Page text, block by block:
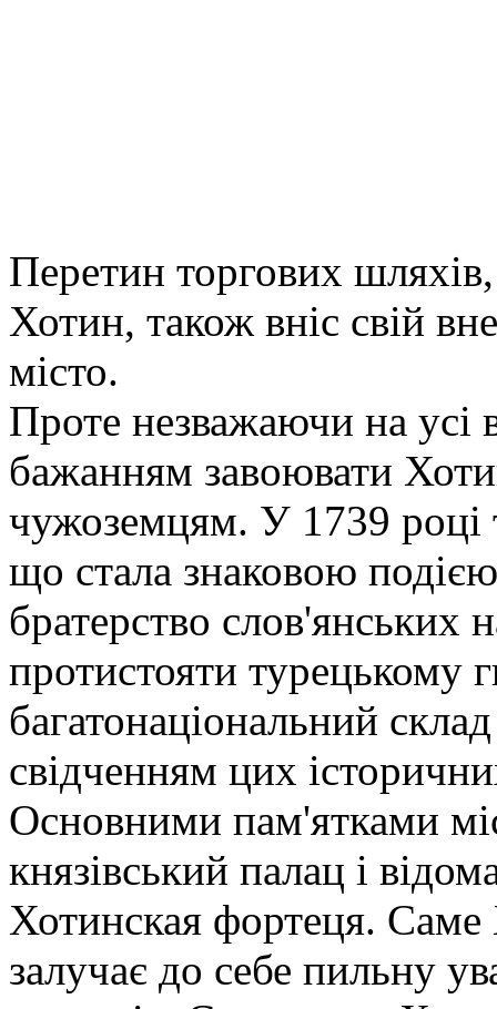
Перетин торгових
Хотин, також вніс свій
місто.
Проте незважаючи на усі
бажанням завоювати
чужоземцям. У 1739 році
що стала знаковою
братерство слов'янських
протистояти турецькому
багатонаціональний
свідченням цих
Основними пам'ятками
князівський палац і
Хотинская фортеця.
залучає до себе пильну